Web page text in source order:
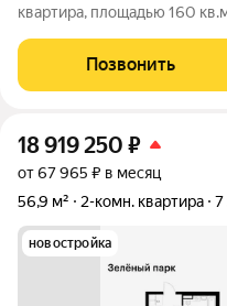
квартира, площадью 160
столовая, четыре спальни,
и гардеробной, совмещенный
Позвонить
18 919 250 ₽
от 67 965 ₽ в месяц
56,9 м²
2-комн. квартира 7
новостройка